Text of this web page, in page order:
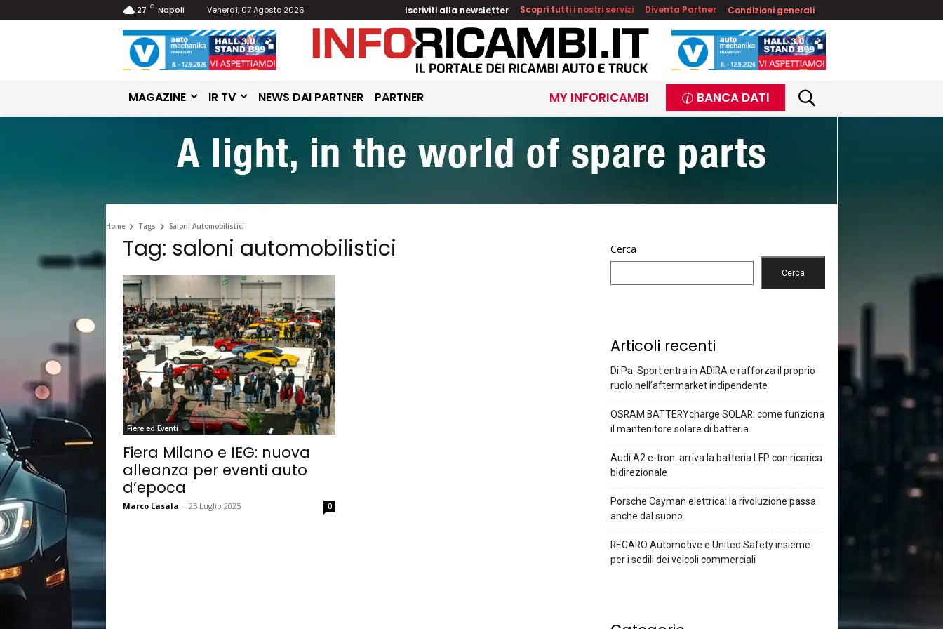
27 C Napoli Venerdì, 07 Agosto 2026 Iscriviti alla newsletter Scopri tutti i nostri servizi Diventa Partner Condizioni generali
MAGAZINE IR TV NEWS DAI PARTNER PARTNER MY INFORICAMBI BANCA DATI
Home Tags Saloni Automobilistici
Tag: saloni automobilistici
Fiere ed Eventi
Fiera Milano e IEG: nuova
alleanza per eventi auto
d’epoca
Marco Lasala - 25 Luglio 2025 0
Cerca
Cerca
Articoli recenti
Di.Pa. Sport entra in ADIRA e rafforza il proprio
ruolo nell’aftermarket indipendente
OSRAM BATTERYcharge SOLAR: come funziona
il mantenitore solare di batteria
Audi A2 e-tron: arriva la batteria LFP con ricarica
bidirezionale
Porsche Cayman elettrica: la rivoluzione passa
anche dal suono
RECARO Automotive e United Safety insieme
per i sedili dei veicoli commerciali